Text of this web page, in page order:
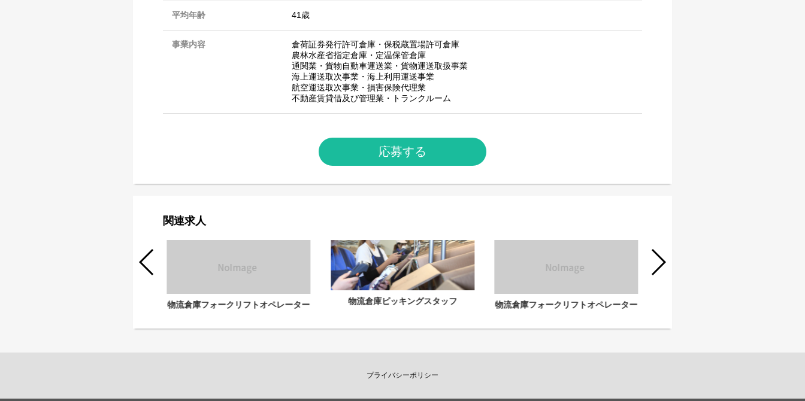
平均年齢 41歳
事業内容
倉荷証券発行許可倉庫・保税蔵置場許可倉庫
農林水産省指定倉庫・定温保管倉庫
通関業・貨物自動車運送業・貨物運送取扱事業
海上運送取次事業・海上利用運送事業
航空運送取次事業・損害保険代理業
不動産賃貸借及び管理業・トランクルーム
応募する
関連求人
物流倉庫フォークリフトオペレーター 物流倉庫ピッキングスタッフ 物流倉庫フォークリフトオペレーター
プライバシーポリシー